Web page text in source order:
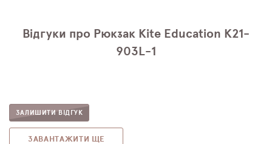
Відгуки про Рюкзак Kite Education K21-
903L-1
ЗАЛИШИТИ ВІДГУК
ЗАВАНТАЖИТИ ЩЕ